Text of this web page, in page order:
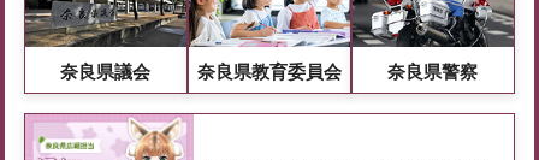
奈良県議会 奈良県教育委員会 奈良県警察